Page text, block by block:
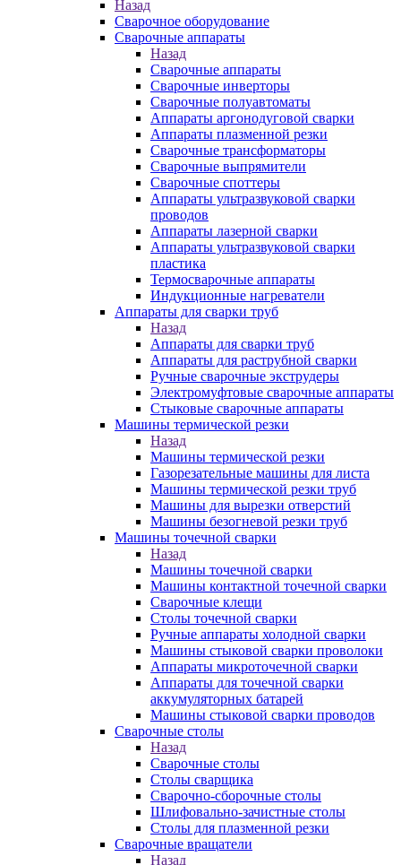
Назад
Сварочное оборудование
Сварочные аппараты
Назад
Сварочные аппараты
Сварочные инверторы
Сварочные полуавтоматы
Аппараты аргонодуговой сварки
Аппараты плазменной резки
Сварочные трансформаторы
Сварочные выпрямители
Сварочные споттеры
Аппараты ультразвуковой сварки
проводов
Аппараты лазерной сварки
Аппараты ультразвуковой сварки
пластика
Термосварочные аппараты
Индукционные нагреватели
Аппараты для сварки труб
Назад
Аппараты для сварки труб
Аппараты для раструбной сварки
Ручные сварочные экструдеры
Электромуфтовые сварочные аппараты
Стыковые сварочные аппараты
Машины термической резки
Назад
Машины термической резки
Газорезательные машины для листа
Машины термической резки труб
Машины для вырезки отверстий
Машины безогневой резки труб
Машины точечной сварки
Назад
Машины точечной сварки
Машины контактной точечной сварки
Сварочные клещи
Столы точечной сварки
Ручные аппараты холодной сварки
Машины стыковой сварки проволоки
Аппараты микроточечной сварки
Аппараты для точечной сварки
аккумуляторных батарей
Машины стыковой сварки проводов
Сварочные столы
Назад
Сварочные столы
Столы сварщика
Сварочно-сборочные столы
Шлифовально-зачистные столы
Столы для плазменной резки
Сварочные вращатели
Назад